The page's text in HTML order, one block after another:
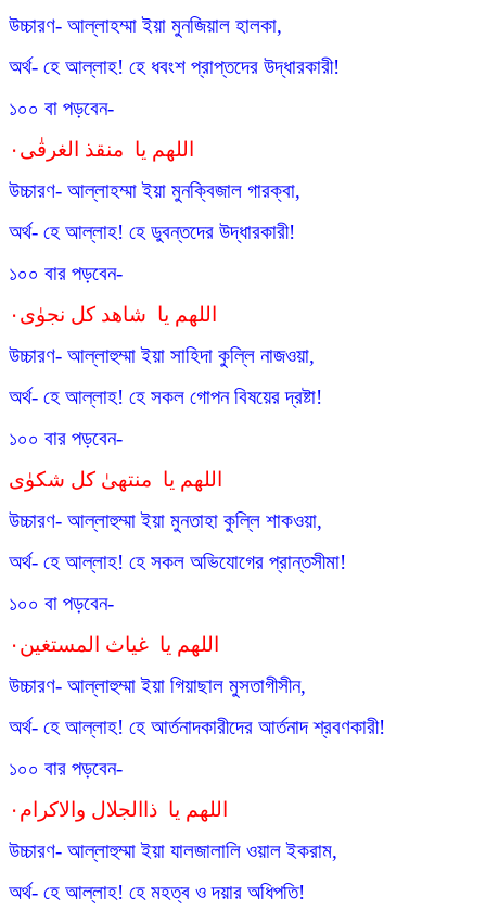
উচ্চারণ- আল্লাহম্মা ইয়া মুনজিয়াল হালকা,
অর্থ- হে আল্লাহ! হে ধবংশ প্রাপ্তদের উদ্ধারকারী!
১০০ বা পড়বেন-
اللهم يا منقذ الغرقٰی٠
উচ্চারণ- আল্লাহম্মা ইয়া মুনক্বিজাল গারক্বা,
অর্থ- হে আল্লাহ! হে ডুবন্তদের উদ্ধারকারী!
১০০ বার পড়বেন-
اللهم يا شاهد كل نجوٰی٠
উচ্চারণ- আল্লাহুম্মা ইয়া সাহিদা কুল্লি নাজওয়া,
অর্থ- হে আল্লাহ! হে সকল গোপন বিষয়ের দ্রষ্টা!
১০০ বার পড়বেন-
اللهم يا منتهیٰ كل شكوٰی
উচ্চারণ- আল্লাহুম্মা ইয়া মুনতাহা কুল্লি শাকওয়া,
অর্থ- হে আল্লাহ! হে সকল অভিযোগের প্রান্তসীমা!
১০০ বা পড়বেন-
اللهم يا غياث المستغين٠
উচ্চারণ- আল্লাহুম্মা ইয়া গিয়াছাল মুসতাগীসীন,
অর্থ- হে আল্লাহ! হে আর্তনাদকারীদের আর্তনাদ শ্রবণকারী!
১০০ বার পড়বেন-
اللهم يا ذاالجلال والاكرام٠
উচ্চারণ- আল্লাহুম্মা ইয়া যালজালালি ওয়াল ইকরাম,
অর্থ- হে আল্লাহ! হে মহত্ব ও দয়ার অধিপতি!